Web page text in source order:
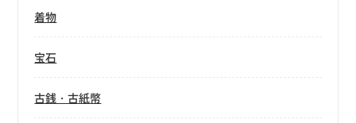
着物
宝石
古銭・古紙幣